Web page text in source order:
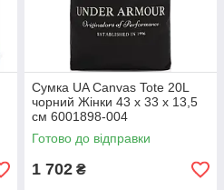
Сумка UA Canvas Tote 20L
чорний Жінки 43 x 33 x 13,5
см 6001898-004
Готово до відправки
1 702 ₴